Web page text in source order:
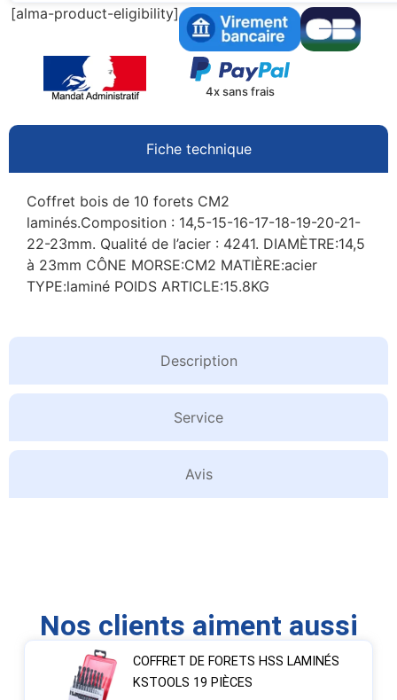
[alma-product-eligibility]
4x sans frais
Fiche technique
Description
Service
Avis
Coffret bois de 10 forets CM2
laminés.Composition : 14,5-15-16-17-18-19-20-21-
22-23mm. Qualité de l’acier : 4241. DIAMÈTRE:14,5
à 23mm CÔNE MORSE:CM2 MATIÈRE:acier
TYPE:laminé POIDS ARTICLE:15.8KG
Nos clients aiment aussi
COFFRET DE FORETS HSS LAMINÉS
KSTOOLS 19 PIÈCES